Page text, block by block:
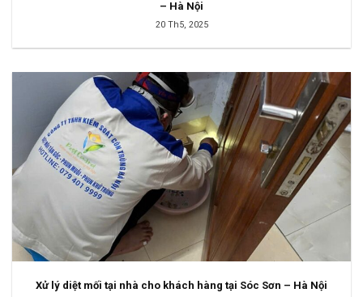
– Hà Nội
20 Th5, 2025
Xử lý diệt mối tại nhà cho khách hàng tại Sóc Sơn – Hà Nội